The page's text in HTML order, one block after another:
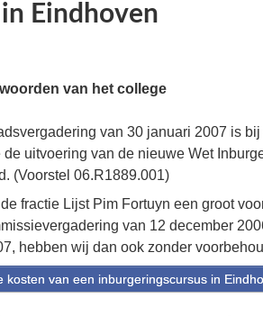
Eindhoven
van het college
van 30 januari 2007 is
de uitvoering van de nieuwe Wet
(Voorstel 06.R1889.001)
fractie Lijst Pim Fortuyn een groot
van 12 december
hebben wij dan ook zonder
van een inburgeringscursus in